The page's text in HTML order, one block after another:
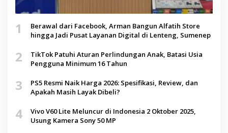
1
Berawal dari Facebook, Arman Bangun Alfatih Store
hingga Jadi Pusat Layanan Digital di Lenteng, Sumenep
2
TikTok Patuhi Aturan Perlindungan Anak, Batasi Usia
Pengguna Minimum 16 Tahun
3
PS5 Resmi Naik Harga 2026: Spesifikasi, Review, dan
Apakah Masih Layak Dibeli?
4
Vivo V60 Lite Meluncur di Indonesia 2 Oktober 2025,
Usung Kamera Sony 50 MP